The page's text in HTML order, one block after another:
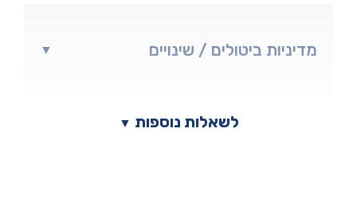
▼ מדיניות ביטולים / שינויים
▼ לשאלות נוספות